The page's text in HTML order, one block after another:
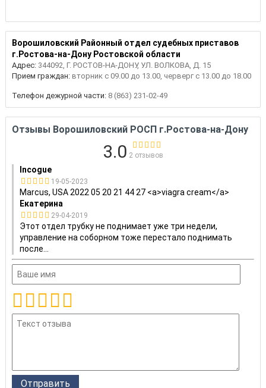
Ворошиловский Районный отдел судебных приставов
г.Ростова-на-Дону Ростовской области
Адрес:344092, Г. РОСТОВ-НА-ДОНУ, УЛ. ВОЛКОВА, Д. 15
Прием граждан:вторник с 09.00 до 13.00, черверг с 13.00 до 18.00
Телефон дежурной части:8 (863) 231-02-49
Отзывы Ворошиловский РОСП г.Ростова-на-Дону
3.0 2 отзывов
Incogue
19-05-2023
Marcus, USA 2022 05 20 21 44 27 <a>viagra cream</a>
Екатерина
29-04-2019
Этот отдел трубку не поднимает уже три недели,
управление на соборном тоже перестало поднимать
после